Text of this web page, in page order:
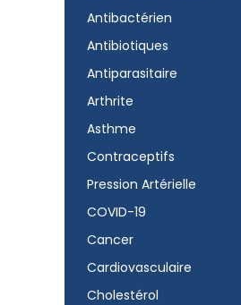
Antibactérien
Antibiotiques
Antiparasitaire
Arthrite
Asthme
Contraceptifs
Pression Artérielle
COVID-19
Cancer
Cardiovasculaire
Cholestérol